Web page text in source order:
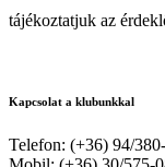
tájékoztatjuk az
Kapcsolat a klubunkkal
Telefon: (+36) 94/